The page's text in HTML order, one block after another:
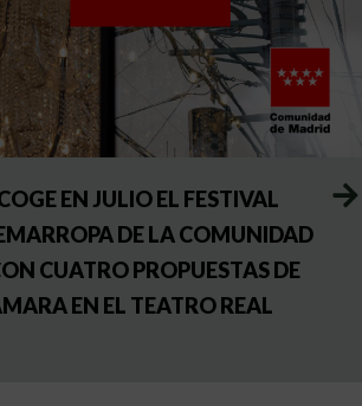
EN JULIO EL FESTIVAL
DE LA COMUNIDAD
CUATRO PROPUESTAS DE
EN EL TEATRO REAL